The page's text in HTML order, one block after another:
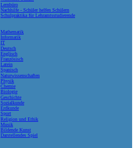
Lernbüro
Nachhilfe - Schüler helfen Schülern
Schulpraktika für Lehramtsstudierende
Mathematik
Informatik
IT
Deutsch
Englisch
Französisch
Latein
Spanisch
Naturwissenschaften
Physik
Chemie
Biologie
Geschichte
Sozialkunde
Erdkunde
Sport
Religion und Ethik
Musik
Bildende Kunst
Darstellendes Spiel